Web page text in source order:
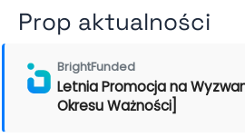
Prop aktualności
BrightFunded
Letnia Promocja na
Okresu Ważności]